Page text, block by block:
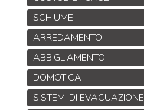
SCHIUME
ARREDAMENTO
ABBIGLIAMENTO
DOMOTICA
SISTEMI DI EVACUAZIONE